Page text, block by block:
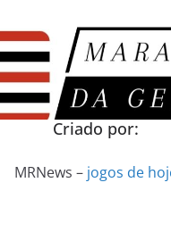
Criado por:
MRNews – jogos de